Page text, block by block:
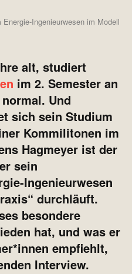
Ingenieurwesen im Modell
alt, studiert
im 2. Semester an
Und
sich sein Studium
Kommilitonen im
Hagmeyer ist der
sein
Ingenieurwesen
durchläuft.
besondere
hat, und was er
empfiehlt,
Interview.